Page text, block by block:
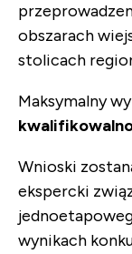
obszarach
stolicach
Maksymalny
Wnioski
ekspercki
wynikach